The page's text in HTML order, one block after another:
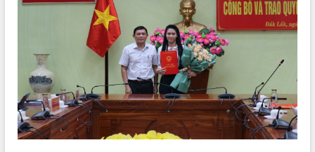
Không có file video nào để phát.
ALBUM ẢNH